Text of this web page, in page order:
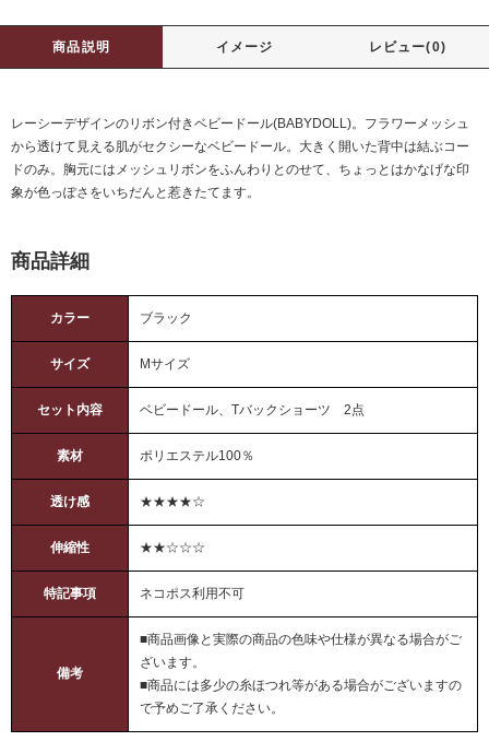
商品説明 イメージ レビュー(0)
レーシーデザインのリボン付きベビードール(BABYDOLL)。フラワーメッシュ
から透けて見える肌がセクシーなベビードール。大きく開いた背中は結ぶコー
ドのみ。胸元にはメッシュリボンをふんわりとのせて、ちょっとはかなげな印
象が色っぽさをいちだんと惹きたてます。
商品詳細
カラー ブラック
サイズ Mサイズ
セット内容 ベビードール、Tバックショーツ 2点
素材 ポリエステル100％
透け感 ★★★★☆
伸縮性 ★★☆☆☆
特記事項 ネコポス利用不可
備考
■商品画像と実際の商品の色味や仕様が異なる場合がご
ざいます。
■商品には多少の糸ほつれ等がある場合がございますの
で予めご了承ください。